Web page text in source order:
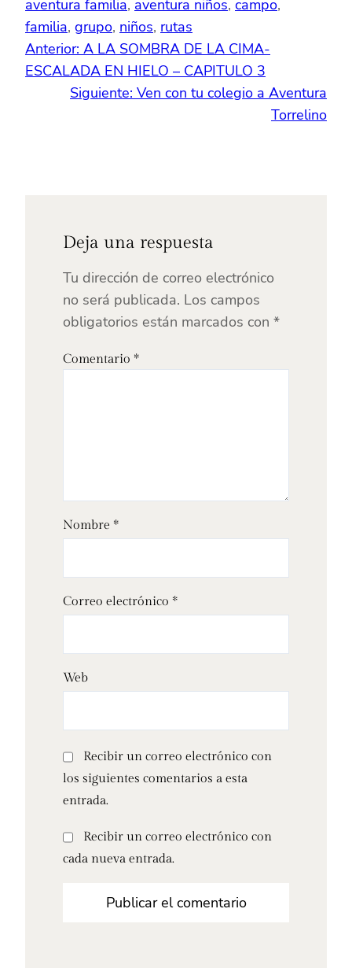
aventura familia, aventura niños, campo
familia, grupo, niños, rutas
Anterior: A LA SOMBRA DE LA CIMA-
ESCALADA EN HIELO – CAPITULO 3
Siguiente: Ven con tu colegio a Aventura
Torrelino
Deja una respuesta
Tu dirección de correo electrónico
no será publicada. Los campos
obligatorios están marcados con *
Comentario *
Nombre *
Correo electrónico *
Web
Recibir un correo electrónico con
los siguientes comentarios a esta
entrada.
Recibir un correo electrónico con
cada nueva entrada.